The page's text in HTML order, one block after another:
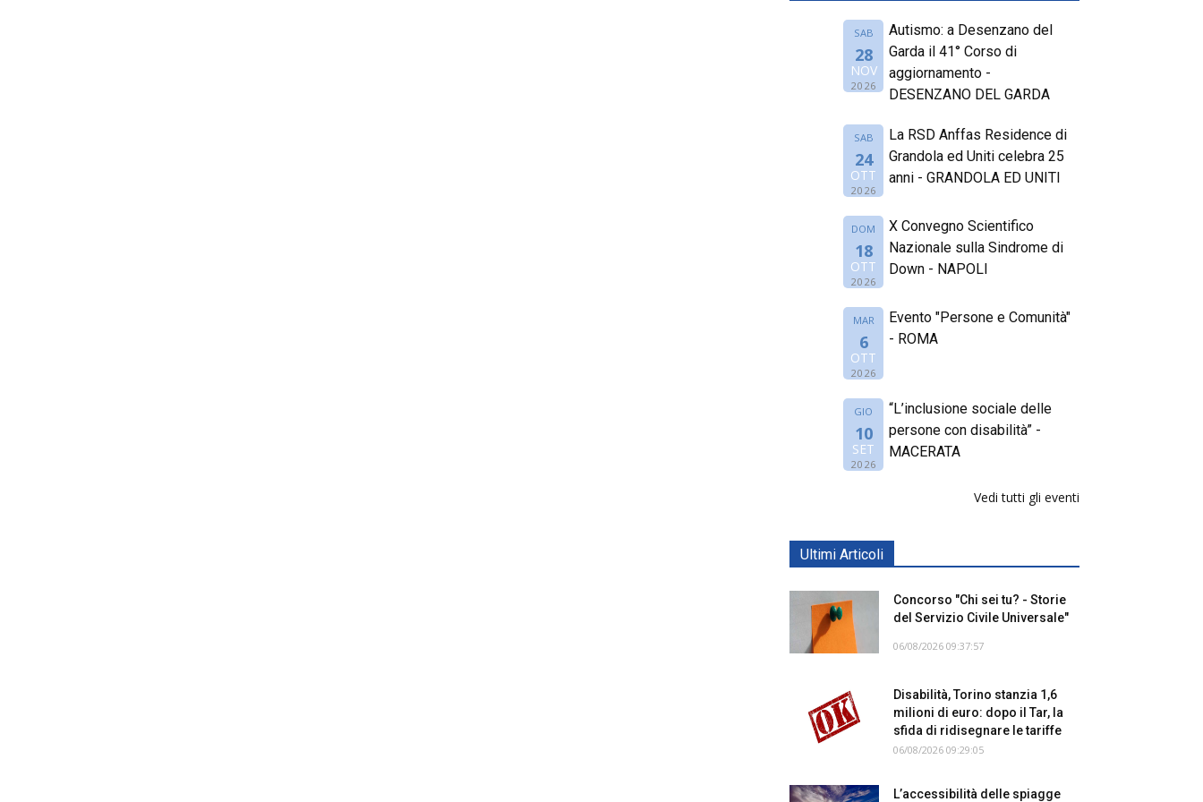
SAB
28
NOV
2026
Autismo: a Desenzano del
Garda il 41° Corso di
aggiornamento -
DESENZANO DEL GARDA
SAB
24
OTT
2026
La RSD Anffas Residence di
Grandola ed Uniti celebra 25
anni - GRANDOLA ED UNITI
DOM
18
OTT
2026
X Convegno Scientifico
Nazionale sulla Sindrome di
Down - NAPOLI
MAR
6
OTT
2026
Evento "Persone e Comunità"
- ROMA
GIO
10
SET
2026
“L’inclusione sociale delle
persone con disabilità” -
MACERATA
Vedi tutti gli eventi
Ultimi Articoli
Concorso "Chi sei tu? - Storie
del Servizio Civile Universale"
06/08/2026 09:37:57
Disabilità, Torino stanzia 1,6
milioni di euro: dopo il Tar, la
sfida di ridisegnare le tariffe
06/08/2026 09:29:05
L’accessibilità delle spiagge